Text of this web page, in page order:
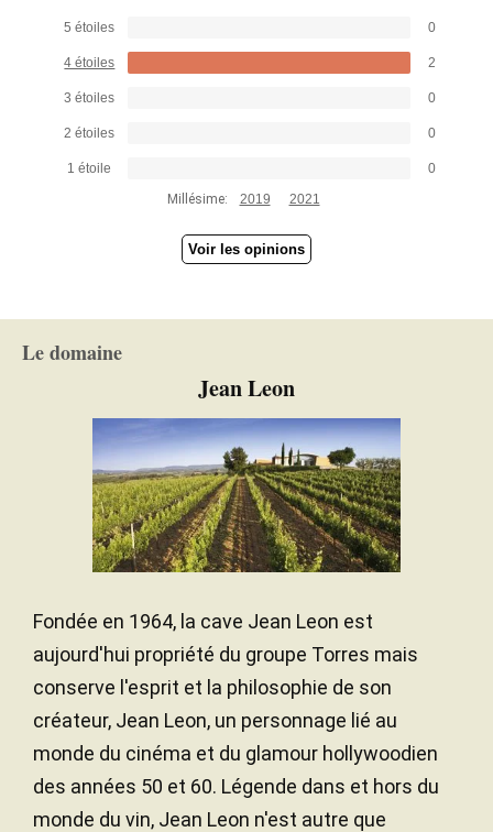
5 étoiles 0
4 étoiles 2
3 étoiles 0
2 étoiles 0
1 étoile
0
Millésime:
2019 2021
Voir les opinions
Le domaine
Jean Leon
Fondée en 1964, la cave Jean Leon est
aujourd'hui propriété du groupe Torres mais
conserve l'esprit et la philosophie de son
créateur, Jean Leon, un personnage lié au
monde du cinéma et du glamour hollywoodien
des années 50 et 60. Légende dans et hors du
monde du vin, Jean Leon n'est autre que